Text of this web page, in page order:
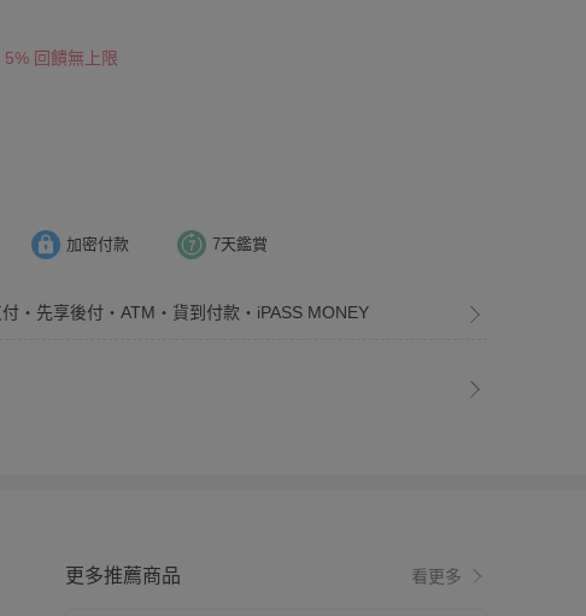
回饋無上限
加密付款 7天鑑賞
・先享後付・ATM・貨到付款・iPASS MONEY
更多推薦商品 看更多